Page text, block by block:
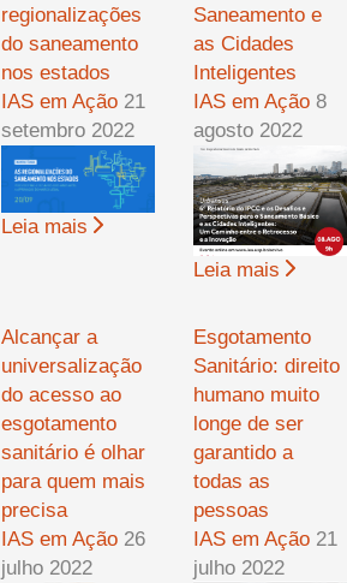
regionalizações
do saneamento
nos estados
IAS em Ação 21
setembro 2022
Leia mais
Saneamento e
as Cidades
Inteligentes
IAS em Ação 8
agosto 2022
Leia mais
Alcançar a
universalização
do acesso ao
esgotamento
sanitário é olhar
para quem mais
precisa
IAS em Ação 26
julho 2022
Esgotamento
Sanitário: direito
humano muito
longe de ser
garantido a
todas as
pessoas
IAS em Ação 21
julho 2022